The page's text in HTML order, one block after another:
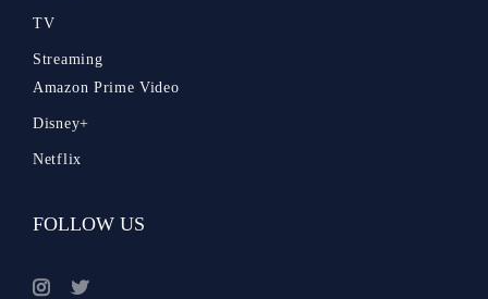
TV
Streaming
Amazon Prime Video
Disney+
Netflix
FOLLOW US